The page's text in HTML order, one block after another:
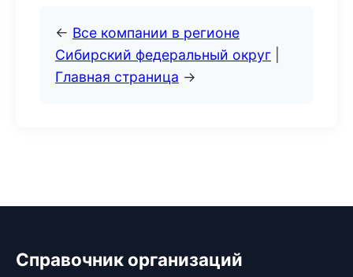
← Все компании в регионе
Сибирский федеральный округ
Главная страница →
Справочник организаций